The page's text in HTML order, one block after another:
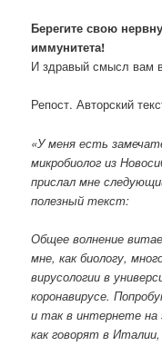
Берегите свою
иммунитета!
И здравый смысл вам
Репост. Авторский
«У меня есть
микробиолог из
прислал мне
полезный текст:
Общее волнение
мне, как биологу,
вирусологии в
коронавирусе.
и так в интернете на
как говорят в